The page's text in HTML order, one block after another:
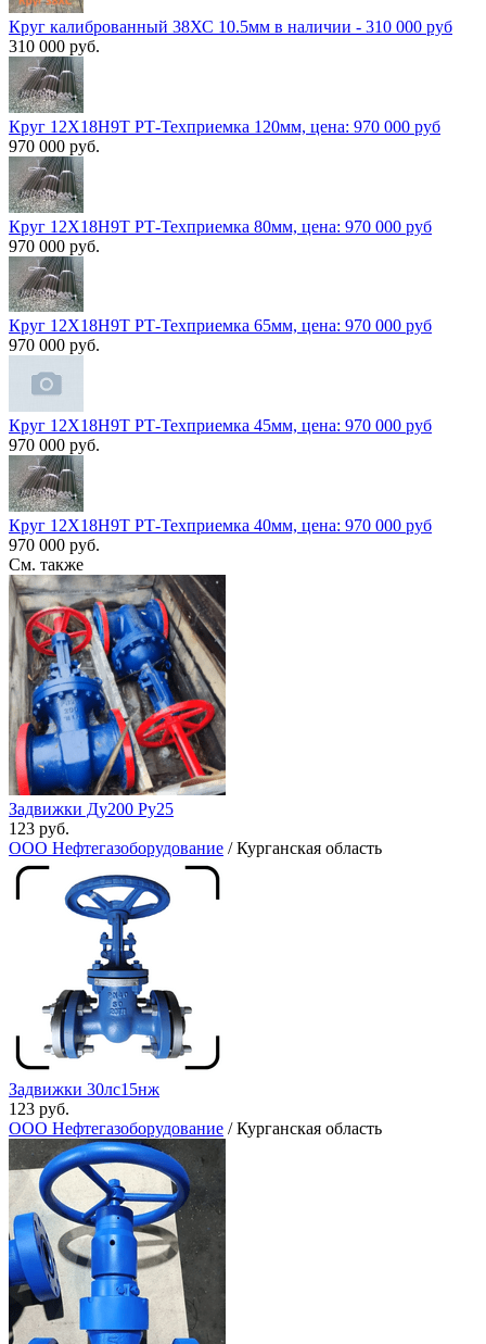
Круг калиброванный 38ХС 10.5мм в наличии - 310 000 руб
310 000 руб.
Круг 12Х18Н9Т РТ-Техприемка 120мм, цена: 970 000 руб
970 000 руб.
Круг 12Х18Н9Т РТ-Техприемка 80мм, цена: 970 000 руб
970 000 руб.
Круг 12Х18Н9Т РТ-Техприемка 65мм, цена: 970 000 руб
970 000 руб.
Круг 12Х18Н9Т РТ-Техприемка 45мм, цена: 970 000 руб
970 000 руб.
Круг 12Х18Н9Т РТ-Техприемка 40мм, цена: 970 000 руб
970 000 руб.
См. также
Задвижки Ду200 Ру25
123 руб.
ООО Нефтегазоборудование / Курганская область
Задвижки 30лс15нж
123 руб.
ООО Нефтегазоборудование / Курганская область